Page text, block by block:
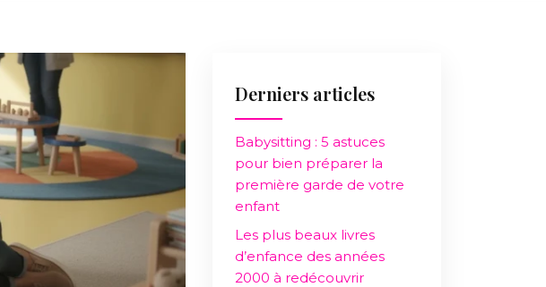
Derniers articles
Babysitting : 5 astuces
pour bien préparer la
première garde de votre
enfant
Les plus beaux livres
d’enfance des années
2000 à redécouvrir